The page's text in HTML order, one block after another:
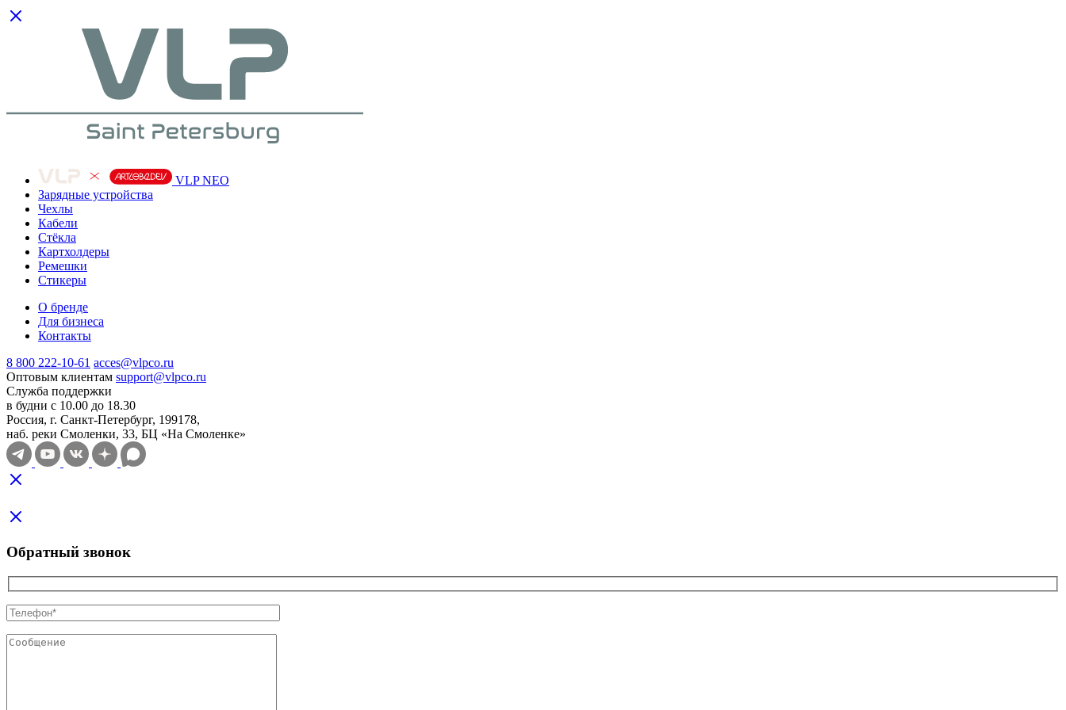
VLP NEO
Зарядные устройства
Чехлы
Кабели
Cтёкла
Картхолдеры
Ремешки
Стикеры
О бренде
Для бизнеса
Контакты
8 800 222-10-61 acces@vlpco.ru
Оптовым клиентам support@vlpco.ru
Служба поддержки
в будни с 10.00 до 18.30
Россия, г. Санкт-Петербург, 199178,
наб. реки Смоленки, 33, БЦ «На Смоленке»
Обратный звонок